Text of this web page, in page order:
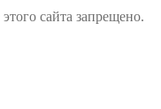
сайта запрещено.